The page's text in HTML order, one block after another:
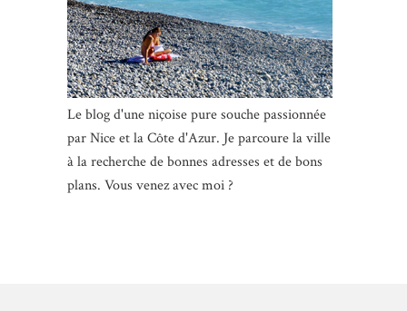
Le blog d'une niçoise pure souche passionnée
par Nice et la Côte d'Azur. Je parcoure la ville
à la recherche de bonnes adresses et de bons
plans. Vous venez avec moi ?